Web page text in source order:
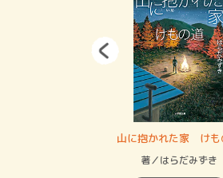
山に抱かれた家 けも
著／はらだみずき